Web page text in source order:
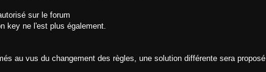
sur le forum
key ne l'est plus également.
au vus du changement des règles, une solution différente sera proposé